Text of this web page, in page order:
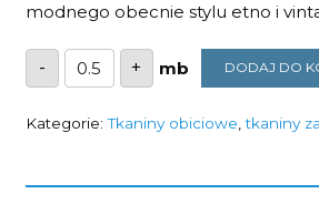
modnego obecnie stylu etno i
-
ilość
TKANINA
ŁĄKA
CANVA
300G/M2
+ DODAJ DO
Kategorie:Tkaniny obiciowe,tkaniny